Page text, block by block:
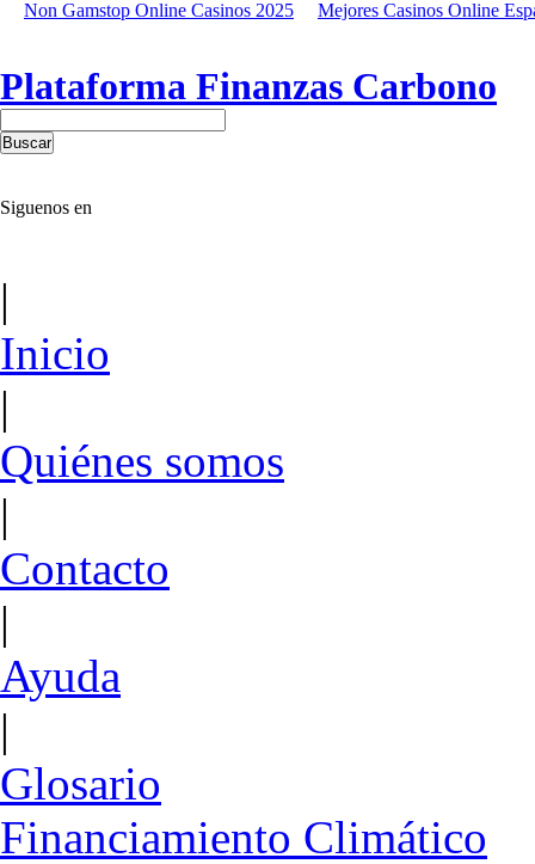
Non Gamstop Online Casinos 2025 Mejores Casinos Online
Plataforma Finanzas Carbono
Siguenos en
|
Inicio
|
Quiénes somos
|
Contacto
|
Ayuda
|
Glosario
Financiamiento Climático